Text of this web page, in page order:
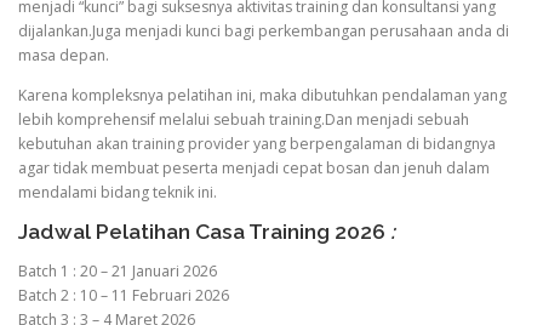
menjadi “kunci” bagi suksesnya aktivitas training dan konsultansi yang
dijalankan.Juga menjadi kunci bagi perkembangan perusahaan anda di
masa depan.
Karena kompleksnya pelatihan ini, maka dibutuhkan pendalaman yang
lebih komprehensif melalui sebuah training.Dan menjadi sebuah
kebutuhan akan training provider yang berpengalaman di bidangnya
agar tidak membuat peserta menjadi cepat bosan dan jenuh dalam
mendalami bidang teknik ini.
Jadwal Pelatihan Casa Training 2026 :
Batch 1 : 20 – 21 Januari 2026
Batch 2 : 10 – 11 Februari 2026
Batch 3 : 3 – 4 Maret 2026